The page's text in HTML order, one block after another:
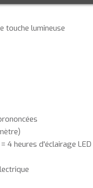
touche lumineuse
heures d'éclairage